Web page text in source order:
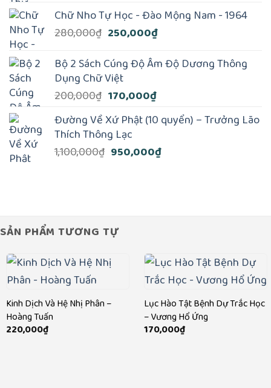
là:
500,000₫.
tại
Chữ Nho Tự Học - Đào Mộng Nam - 1964
280,000₫ Giá
là:
280,000₫.
250,000₫Giá
tại
Bộ 2 Sách Cúng Độ Âm Độ Dương Thông
Dụng Chữ Việt
200,000₫ Giá
là:
200,000₫.
170,000₫Giá
tại
170,000₫.
Đường Về Xứ Phật (10 quyển) – Trưởng Lão
Thích Thông Lạc
1,100,000₫ Giá
950,000₫Giá
SẢN PHẨM TƯƠNG TỰ
Kinh Dịch Và Hệ Nhị Phân –
Hoàng Tuấn
220,000₫
Lục Hào Tật Bệnh Dự Trắc Học
– Vương Hổ Ứng
170,000₫